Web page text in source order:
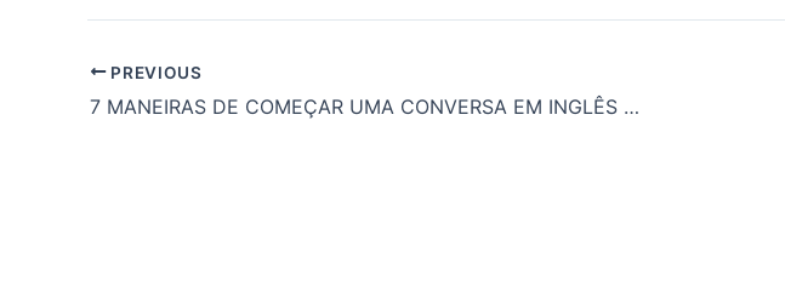
PREVIOUS
7 MANEIRAS DE COMEÇAR UMA CONVERSA EM INGLÊS E NUNCA MAIS PERDER A OPORTUNIDADE DE PRATICAR